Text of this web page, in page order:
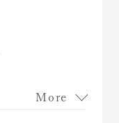
More